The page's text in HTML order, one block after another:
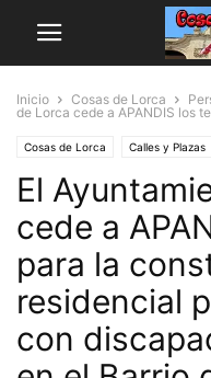
Inicio Cosas de Lorca
de Lorca cede a APANDIS los
Cosas de Lorca Calles y Plazas
El
cede a
para la
residencial
con